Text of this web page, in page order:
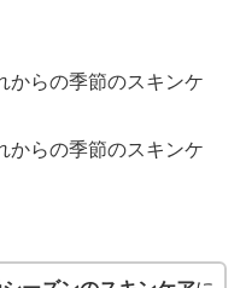
らの季節のスキンケ
らの季節のスキンケ